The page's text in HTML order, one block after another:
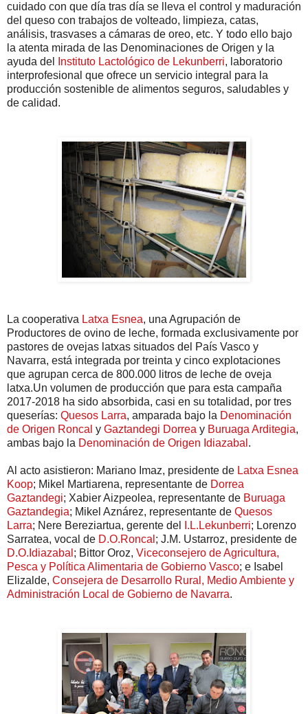
cuidado con que día tras día se lleva el control y maduración
del queso con trabajos de volteado, limpieza, catas,
análisis, trasvases a cámaras de oreo, etc. Y todo ello bajo
la atenta mirada de las Denominaciones de Origen y la
ayuda del
Instituto Lactológico de Lekunberri, laboratorio
interprofesional que ofrece un servicio integral para la
producción sostenible de alimentos seguros, saludables y
de calidad.
La cooperativa Latxa Esnea, una Agrupación de
Productores de ovino de leche, formada exclusivamente por
pastores de ovejas latxas situados del País Vasco y
Navarra, está integrada por treinta y cinco explotaciones
que agrupan cerca de 800.000 litros de leche de oveja
latxa.Un volumen de producción que para esta campaña
2017-2018 ha sido absorbida, casi en su totalidad, por tres
queserías: Quesos Larra, amparada bajo la Denominación
de Origen Roncal y Gaztandegi Dorrea y Buruaga Arditegia,
ambas bajo la Denominación de Origen Idiazabal .
Al acto asistieron: Mariano Imaz, presidente de Latxa Esnea
Koop; Mikel Martiarena, representante de Dorrea
Gaztandegi; Xabier Aizpeolea, representante de Buruaga
Gaztandegia; Mikel Aznárez, representante de Quesos
Larra; Nere Bereziartua, gerente del I.L.Lekunberri; Lorenzo
Sarratea, vocal de D.O.Roncal ; J.M. Ustarroz, presidente de
D.O.Idiazabal ; Bittor Oroz, Viceconsejero de Agricultura,
Pesca y Política Alimentaria de Gobierno Vasco; e Isabel
Elizalde, Consejera de Desarrollo Rural, Medio Ambiente y
Administración Local de Gobierno de Navarra.